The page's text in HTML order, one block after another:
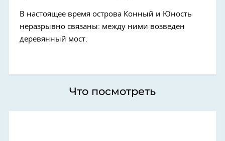
В настоящее время острова Конный и Юность
неразрывно связаны: между ними возведен
деревянный мост.
Что посмотреть